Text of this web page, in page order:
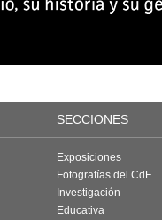
SECCIONES
Exposiciones
Fotografías del CdF
Investigación
Educativa